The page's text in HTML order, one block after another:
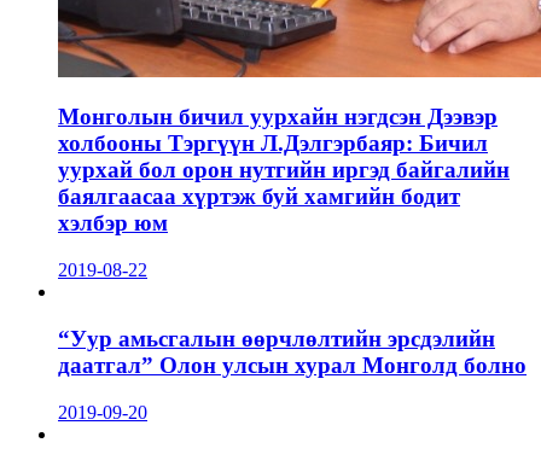
Монголын бичил уурхайн нэгдсэн Дээвэр
холбооны Тэргүүн Л.Дэлгэрбаяр: Бичил
уурхай бол орон нутгийн иргэд байгалийн
баялгаасаа хүртэж буй хамгийн бодит
хэлбэр юм
2019-08-22
“Уур амьсгалын өөрчлөлтийн эрсдэлийн
даатгал” Олон улсын хурал Монголд болно
2019-09-20